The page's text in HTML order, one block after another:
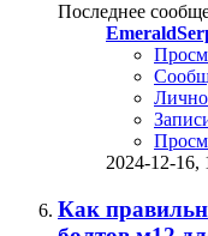
Последнее
2024-12-16,
Как